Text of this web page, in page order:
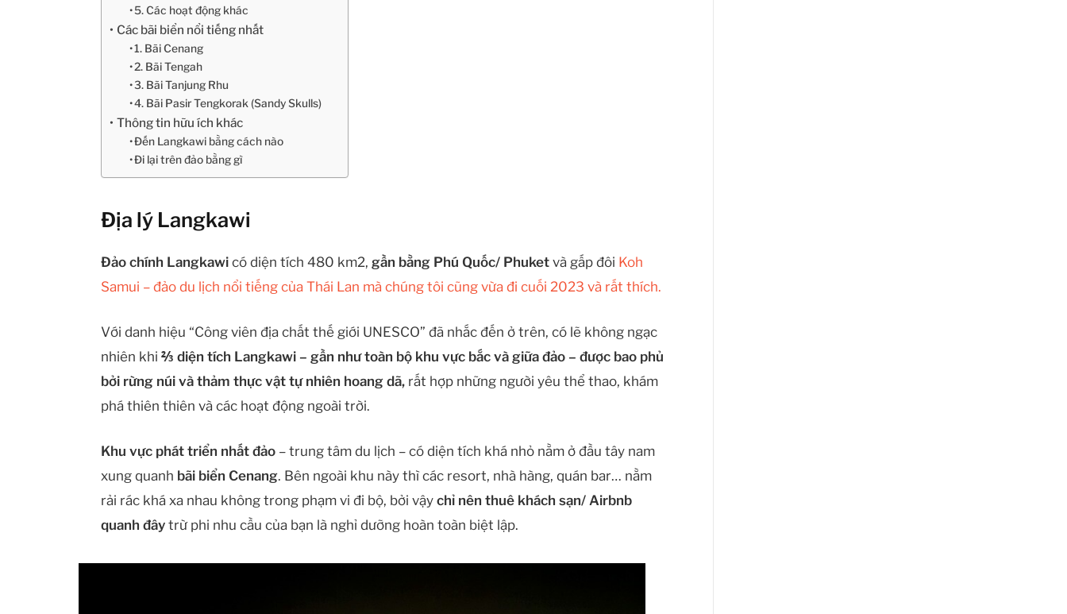
5. Các hoạt động khác
Các bãi biển nổi tiếng nhất
1. Bãi Cenang
2. Bãi Tengah
3. Bãi Tanjung Rhu
4. Bãi Pasir Tengkorak (Sandy Skulls)
Thông tin hữu ích khác
Đến Langkawi bằng cách nào
Đi lại trên đảo bằng gì
Địa lý Langkawi
Đảo chính Langkawi có diện tích 480 km2,gần bằng Phú Quốc/ Phuket và gấp đôi Koh
Samui – đảo du lịch nổi tiếng của Thái Lan mà chúng tôi cũng vừa đi cuối 2023 và rất thích.
Với danh hiệu “Công viên địa chất thế giới UNESCO” đã nhắc đến ở trên, có lẽ không ngạc
nhiên khi⅔ diện tích Langkawi – gần như toàn bộ khu vực bắc và giữa đảo – được bao phủ
bởi rừng núi và thảm thực vật tự nhiên hoang dã, rất hợp những người yêu thể thao, khám
phá thiên thiên và các hoạt động ngoài trời.
Khu vực phát triển nhất đảo – trung tâm du lịch – có diện tích khá nhỏ nằm ở đầu tây nam
xung quanh bãi biển Cenang. Bên ngoài khu này thì các resort, nhà hàng, quán bar… nằm
rải rác khá xa nhau không trong phạm vi đi bộ, bởi vậychỉ nên thuê khách sạn/ Airbnb
quanh đây trừ phi nhu cầu của bạn là nghỉ dưỡng hoàn toàn biệt lập.